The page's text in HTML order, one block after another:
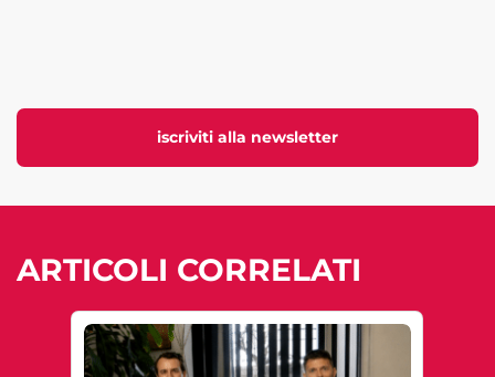
iscriviti alla newsletter
ARTICOLI CORRELATI